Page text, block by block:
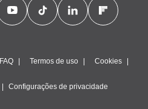
FAQ Termos de uso Cookies
Configurações de privacidade